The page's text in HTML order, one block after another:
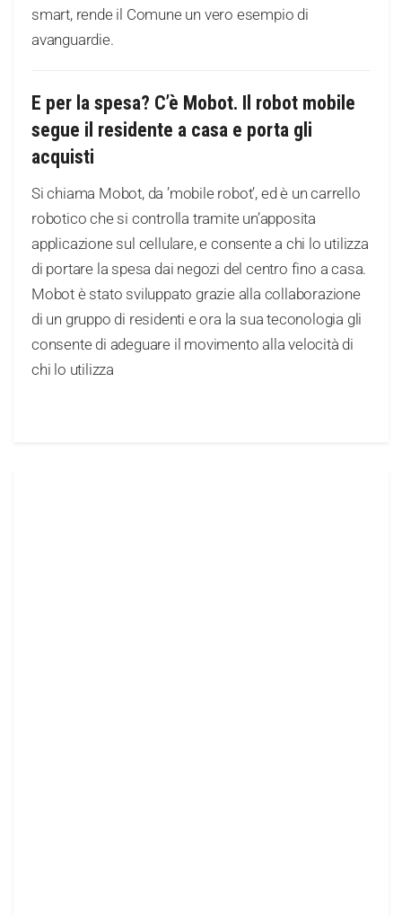
smart, rende il Comune un vero esempio di
avanguardie.
E per la spesa? C’è Mobot. Il robot mobile
segue il residente a casa e porta gli
acquisti
Si chiama Mobot, da ’mobile robot’, ed è un carrello
robotico che si controlla tramite un’apposita
applicazione sul cellulare, e consente a chi lo utilizza
di portare la spesa dai negozi del centro fino a casa.
Mobot è stato sviluppato grazie alla collaborazione
di un gruppo di residenti e ora la sua teconologia gli
consente di adeguare il movimento alla velocità di
chi lo utilizza